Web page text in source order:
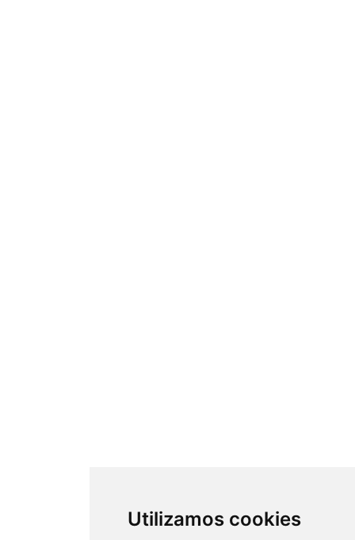
Utilizamos cookies